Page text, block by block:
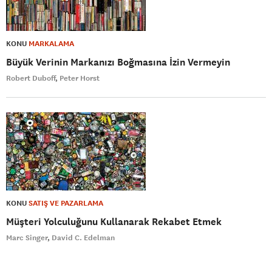
KONU MARKALAMA
Büyük Verinin Markanızı Boğmasına İzin Vermeyin
Robert Duboff Peter Horst
KONUSATIŞ VE PAZARLAMA
Müşteri Yolculuğunu Kullanarak Rekabet Etmek
Marc Singer David C. Edelman